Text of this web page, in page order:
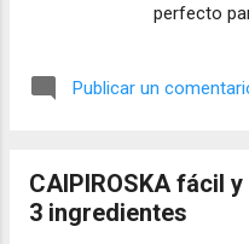
perfecto
Publicar un
CAIPIROSKA fácil
3 ingredientes